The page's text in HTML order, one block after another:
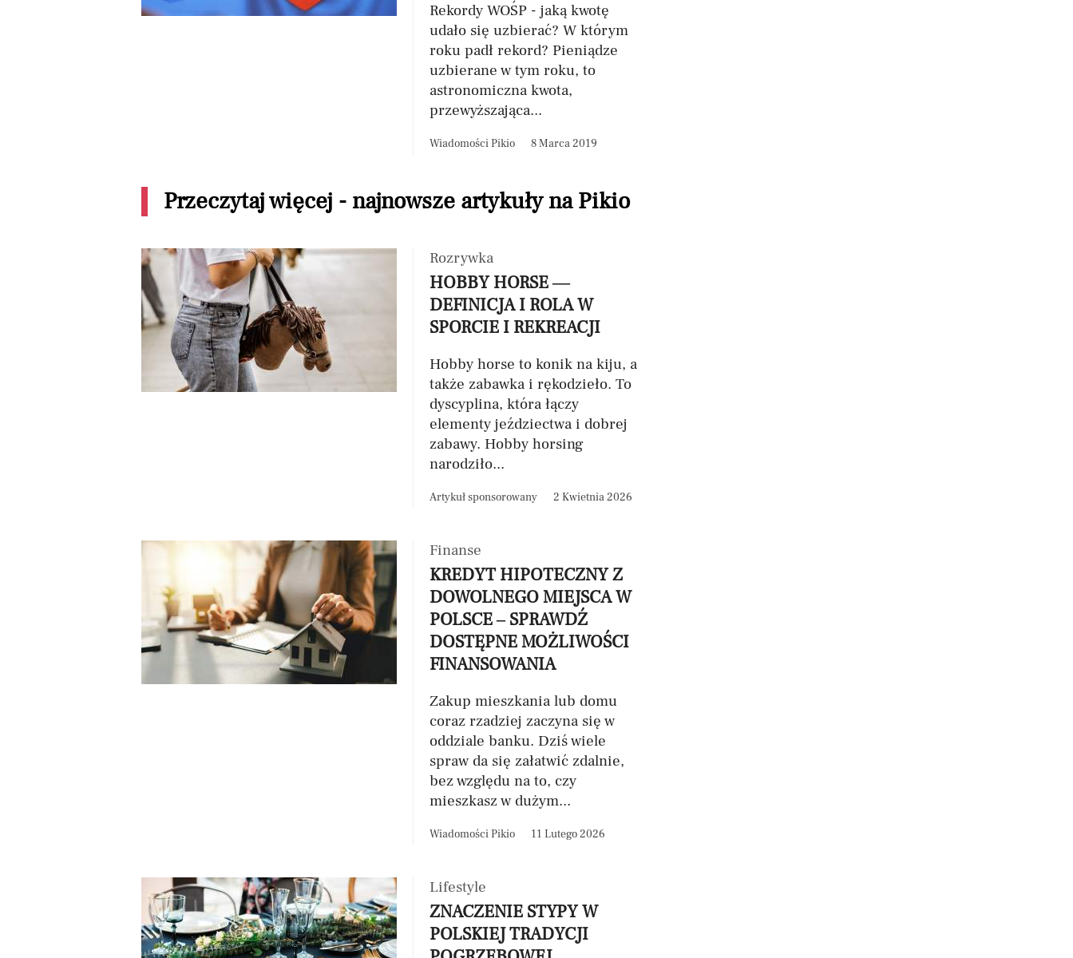
Rekordy WOŚP - jaką kwotę
udało się uzbierać? W którym
roku padł rekord? Pieniądze
uzbierane w tym roku, to
astronomiczna kwota,
przewyższająca...
Wiadomości Pikio 8 Marca 2019
Przeczytaj więcej - najnowsze artykuły na Pikio
Rozrywka
HOBBY HORSE —
DEFINICJA I ROLA W
SPORCIE I REKREACJI
Hobby horse to konik na kiju, a
także zabawka i rękodzieło. To
dyscyplina, która łączy
elementy jeździectwa i dobrej
zabawy. Hobby horsing
narodziło...
Artykuł sponsorowany 2 Kwietnia 2026
Finanse
KREDYT HIPOTECZNY Z
DOWOLNEGO MIEJSCA W
POLSCE – SPRAWDŹ
DOSTĘPNE MOŻLIWOŚCI
FINANSOWANIA
Zakup mieszkania lub domu
coraz rzadziej zaczyna się w
oddziale banku. Dziś wiele
spraw da się załatwić zdalnie,
bez względu na to, czy
mieszkasz w dużym...
Wiadomości Pikio 11 Lutego 2026
Lifestyle
ZNACZENIE STYPY W
POLSKIEJ TRADYCJI